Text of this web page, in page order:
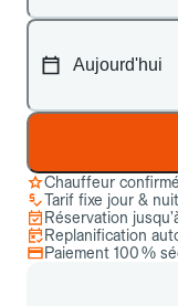
Chauffeur
Tarif fixe jour &
Réservation
Replanification
Paiement 100 %